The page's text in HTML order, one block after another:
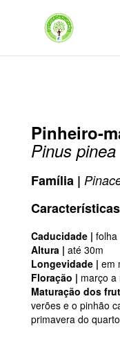
Pinheiro-
Pinus pinea
Família |
Características
Caducidade | folha
Altura | até 30m
Longevidade | em
Floração | março a
Maturação dos
verões e o pinhão
primavera do quarto